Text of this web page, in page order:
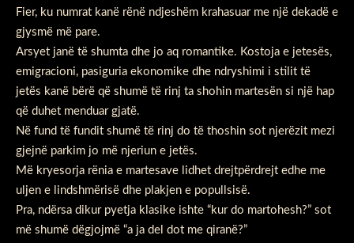
Fier, ku numrat kanë rënë ndjeshëm krahasuar me një dekadë e
gjysmë më pare.
Arsyet janë të shumta dhe jo aq romantike. Kostoja e jetesës,
emigracioni, pasiguria ekonomike dhe ndryshimi i stilit të
jetës kanë bërë që shumë të rinj ta shohin martesën si një hap
që duhet menduar gjatë.
Në fund të fundit shumë të rinj do të thoshin sot njerëzit mezi
gjejnë parkim jo më njeriun e jetës.
Më kryesorja rënia e martesave lidhet drejtpërdrejt edhe me
uljen e lindshmërisë dhe plakjen e popullsisë.
Pra, ndërsa dikur pyetja klasike ishte “kur do martohesh?” sot
më shumë dëgjojmë “a ja del dot me qiranë?”